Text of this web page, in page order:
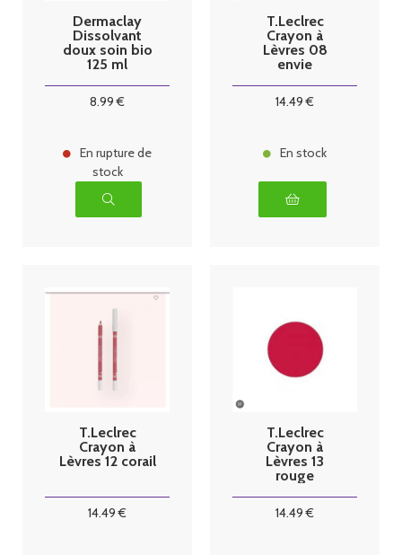
Dermaclay
Dissolvant
doux soin bio
125 ml
8.99 €
En rupture de
stock
T.Leclrec
Crayon à
Lèvres 08
envie
14.49 €
En stock
T.Leclrec
Crayon à
Lèvres 12 corail
14.49 €
T.Leclrec
Crayon à
Lèvres 13
rouge
14.49 €